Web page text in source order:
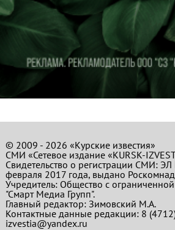
© 2009 - 2026 «Курские известия»
СМИ «Сетевое издание «KURSK-
Свидетельство о регистрации СМИ:
февраля 2017 года, выдано
Учредитель: Общество с ограниченной
"Смарт Медиа Групп".
Главный редактор:Зимовский М.А.
Контактные данные редакции: 8
izvestia@yandex.ru